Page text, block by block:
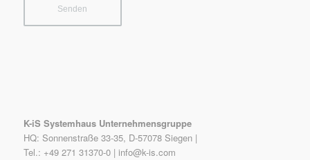
K-iS Systemhaus Unternehmensgruppe
HQ: Sonnenstraße 33-35, D-57078 Siegen |
Tel.: +49 271 31370-0 | info@k-is.com